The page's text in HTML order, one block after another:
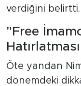
verdiğini belirtti.
"Free
Hatırlatması
Öte yandan
dönemdeki